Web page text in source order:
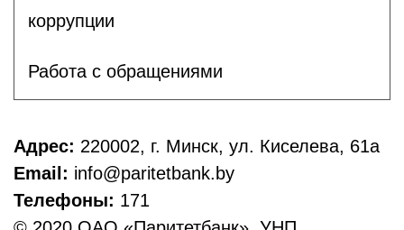
коррупции
Работа с обращениями
Адрес: 220002, г. Минск, ул. Киселева, 61а
Email: info@paritetbank.by
Телефоны: 171